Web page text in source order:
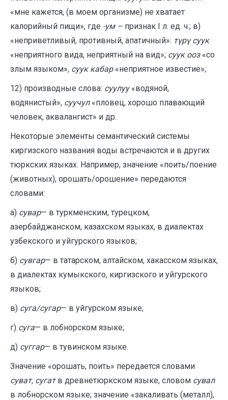
«мне кажется, (в моем организме) не хватает
калорийный пищи», где -ум – признак I л. ед. ч.; в)
«неприветливый, противный, апатичный»: түрү суук
«неприятного вида, неприятный на вид»; суук ооз«со
злым языком», суук кабар«неприятное известие»;
12) производные слова: суулуу«водяной,
водянистый», суучул«пловец, хорошо плавающий
человек, аквалангист» и др.
Некоторые элементы семантический системы
киргизского названия воды встречаются и в других
тюркских языках. Например, значение «поить/поение
(животных), орошать/орошение» передаются
словами:
а) сувар— в туркменским, турецком,
азербайджанском, казахском языках, в диалектах
узбекского и уйгурского языков;
б) сувгар— в татарском, алтайском, хакасском языках,
в диалектах кумыкского, киргизского и уйгурского
языков;
в) суга/сугар— в уйгурском языке;
г) суга— в лобнорском языке;
д) суггар— в тувинском языке.
Значение «орошать, поить» передается словами
суват, сугатв древнетюркском языке, словом сувал
в лобнорском языке; значение «закаливать (металл),